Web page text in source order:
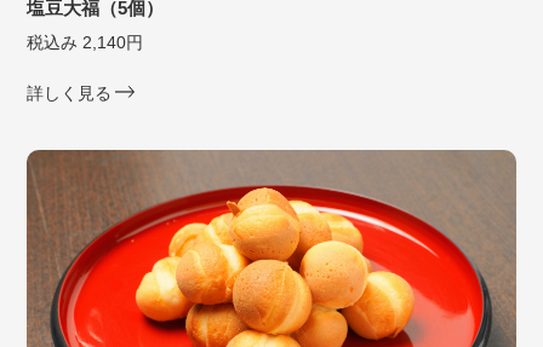
塩豆大福（5個）
税込み 2,140円
詳しく見る